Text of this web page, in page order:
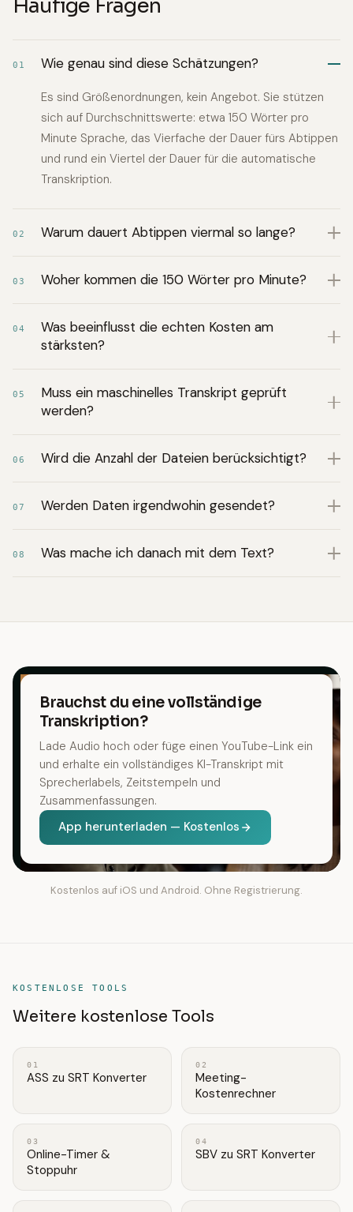
Häufige Fragen
01 Wie genau sind diese Schätzungen?
Es sind Größenordnungen, kein Angebot. Sie stützen
sich auf Durchschnittswerte: etwa 150 Wörter pro
Minute Sprache, das Vierfache der Dauer fürs Abtippen
und rund ein Viertel der Dauer für die automatische
Transkription.
02 Warum dauert Abtippen viermal so lange?
03 Woher kommen die 150 Wörter pro Minute?
04
Was beeinflusst die echten Kosten am
stärksten?
05
Muss ein maschinelles Transkript geprüft
werden?
06 Wird die Anzahl der Dateien berücksichtigt?
07 Werden Daten irgendwohin gesendet?
08 Was mache ich danach mit dem Text?
Brauchst du eine vollständige
Transkription?
Lade Audio hoch oder füge einen YouTube-Link ein
und erhalte ein vollständiges KI-Transkript mit
Sprecherlabels, Zeitstempeln und
Zusammenfassungen.
App herunterladen — Kostenlos
Kostenlos auf iOS und Android. Ohne Registrierung.
KOSTENLOSE TOOLS
Weitere kostenlose Tools
01
ASS zu SRT Konverter
02
Meeting-
Kostenrechner
03
Online-Timer &
Stoppuhr
04
SBV zu SRT Konverter